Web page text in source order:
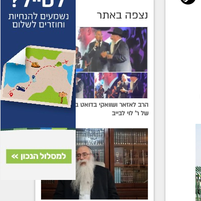
נצפה באתר
הרב לאזאר ושוואקי בדואט ביום-ההולדת
של ר' לוי לבייב